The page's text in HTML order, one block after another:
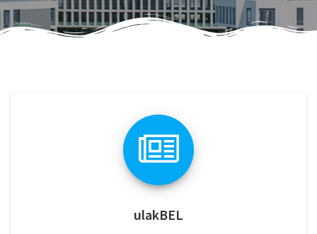
ulakBEL